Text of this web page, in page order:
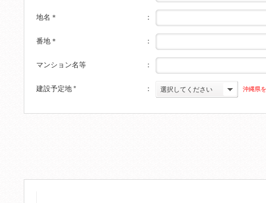
地名 ＊ ：
番地 ＊ ：
マンション名等 ：
建設予定地 ＊ ： 選択してください 沖縄県